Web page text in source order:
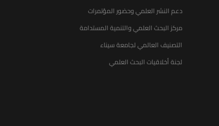
دعم النشر العلمي وحضور المؤتمرات
مركز البحث العلمي والتنمية المستدامة
التصنيف العالمي لجامعة سيناء
لجنة أخلاقيات البحث العلمي